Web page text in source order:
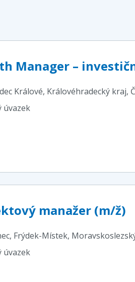
Manager –
Králové, Královéhradecký kraj,
úvazek
manažer (m/ž)
Frýdek-Místek,
úvazek